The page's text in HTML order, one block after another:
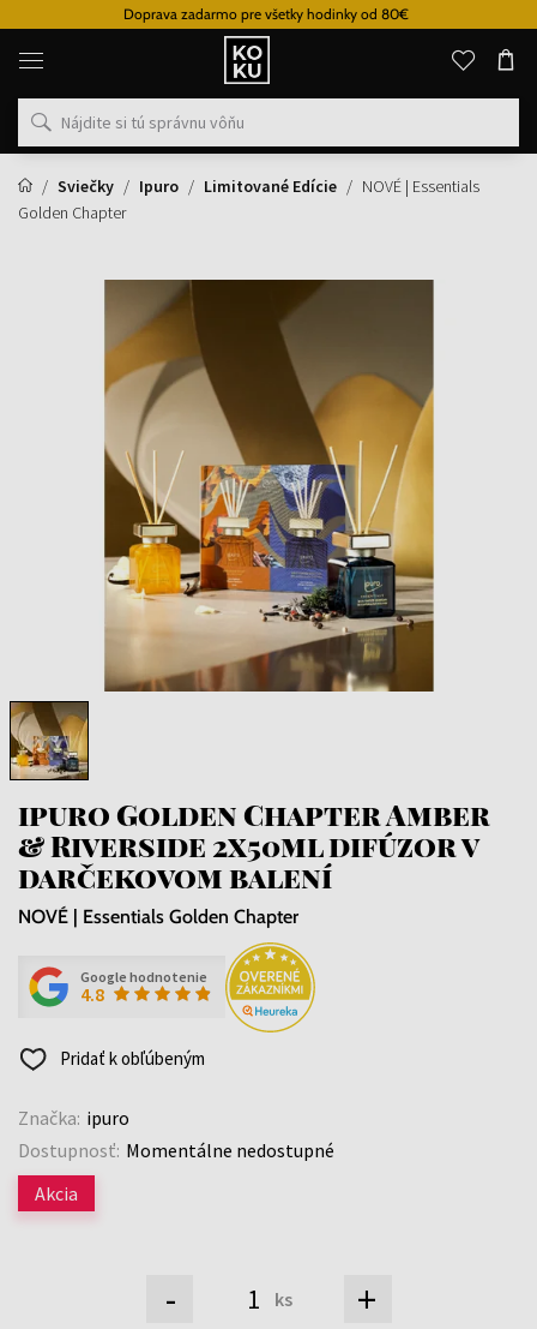
Doprava zadarmo pre všetky hodinky od 80€
Originálne
parfémy
hodinky
na
mieste
Sviečky
Ipuro Limitované Edície
NOVÉ | Essentials
Golden Chapter
ipuro Golden Chapter Amber
& Riverside 2x50ml difúzor v
darčekovom balení
NOVÉ | Essentials Golden Chapter
Google hodnotenie
4.8
Pridať k obľúbeným
Značka: ipuro
Dostupnosť: Momentálne nedostupné
Akcia
- ks +